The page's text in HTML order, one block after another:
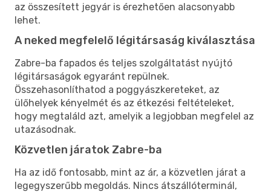
az összesített jegyár is érezhetően alacsonyabb
lehet.
A neked megfelelő légitársaság kiválasztása
Zabre-ba fapados és teljes szolgáltatást nyújtó
légitársaságok egyaránt repülnek.
Összehasonlíthatod a poggyászkereteket, az
ülőhelyek kényelmét és az étkezési feltételeket,
hogy megtaláld azt, amelyik a legjobban megfelel az
utazásodnak.
Közvetlen járatok Zabre-ba
Ha az idő fontosabb, mint az ár, a közvetlen járat a
legegyszerűbb megoldás. Nincs átszállóterminál,